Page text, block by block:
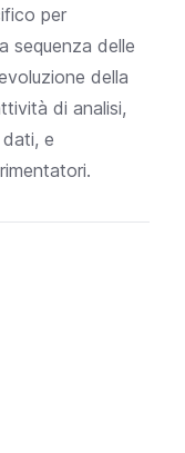
per
sequenza delle
della
di analisi,
dati, e